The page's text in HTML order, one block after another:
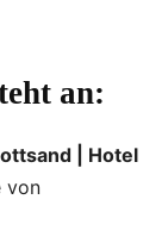
an:
| Hotel
von